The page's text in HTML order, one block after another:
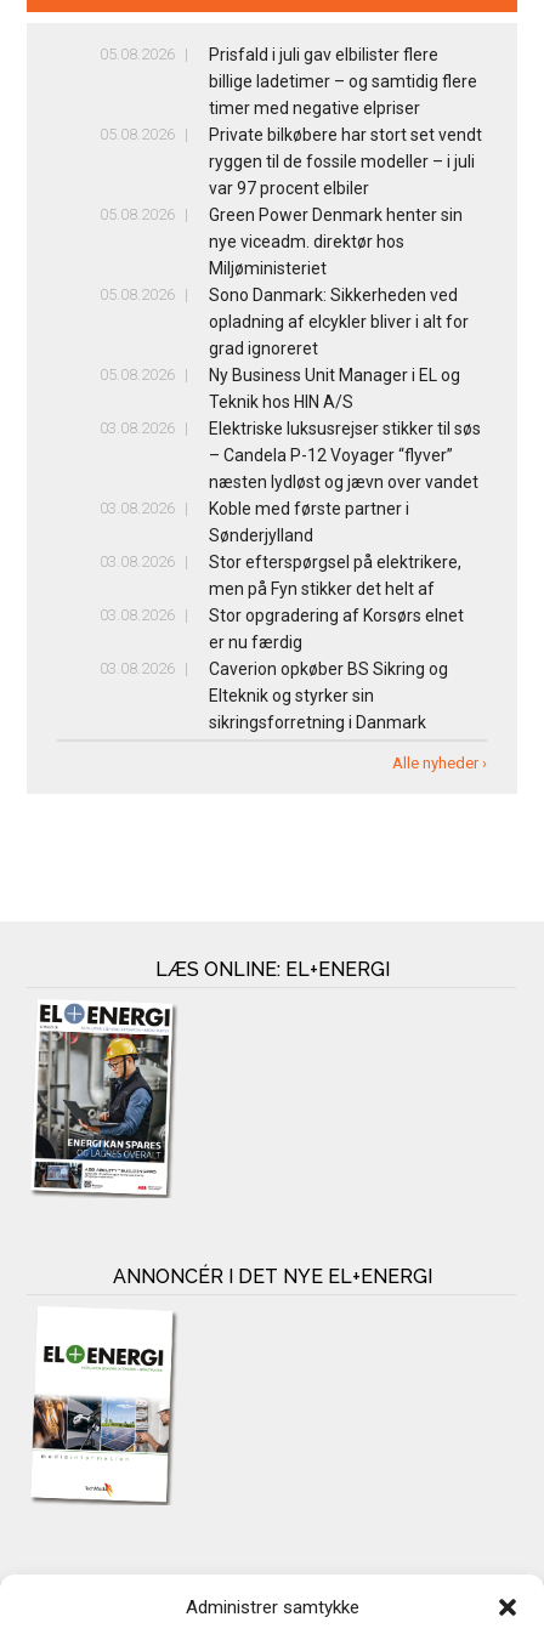
Administrer samtykke
05.08.2026
Prisfald i juli gav elbilister flere
billige ladetimer – og samtidig flere
timer med negative elpriser
05.08.2026
Private bilkøbere har stort set vendt
ryggen til de fossile modeller – i juli
var 97 procent elbiler
05.08.2026
Green Power Denmark henter sin
nye viceadm. direktør hos
Miljøministeriet
05.08.2026
Sono Danmark: Sikkerheden ved
opladning af elcykler bliver i alt for
grad ignoreret
05.08.2026
Ny Business Unit Manager i EL og
Teknik hos HIN A/S
03.08.2026
Elektriske luksusrejser stikker til søs
– Candela P-12 Voyager “flyver”
næsten lydløst og jævn over vandet
03.08.2026
Koble med første partner i
Sønderjylland
03.08.2026
Stor efterspørgsel på elektrikere,
men på Fyn stikker det helt af
03.08.2026
Stor opgradering af Korsørs elnet
er nu færdig
03.08.2026
Caverion opkøber BS Sikring og
Elteknik og styrker sin
sikringsforretning i Danmark
Alle nyheder ›
LÆS ONLINE: EL+ENERGI
ANNONCÉR I DET NYE EL+ENERGI
TechMedia A/S